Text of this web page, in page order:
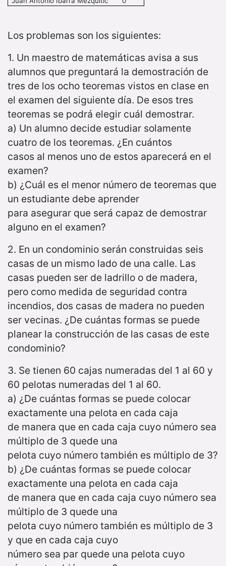
Los problemas son los siguientes:
1. Un maestro de matemáticas avisa a sus
alumnos que preguntará la demostración de
tres de los ocho teoremas vistos en clase en
el examen del siguiente día. De esos tres
teoremas se podrá elegir cuál demostrar.
a) Un alumno decide estudiar solamente
cuatro de los teoremas. ¿En cuántos
casos al menos uno de estos aparecerá en el
examen?
b) ¿Cuál es el menor número de teoremas que
un estudiante debe aprender
para asegurar que será capaz de demostrar
alguno en el examen?
2. En un condominio serán construidas seis
casas de un mismo lado de una calle. Las
casas pueden ser de ladrillo o de madera,
pero como medida de seguridad contra
incendios, dos casas de madera no pueden
ser vecinas. ¿De cuántas formas se puede
planear la construcción de las casas de este
condominio?
3. Se tienen 60 cajas numeradas del 1 al 60 y
60 pelotas numeradas del 1 al 60.
a) ¿De cuántas formas se puede colocar
exactamente una pelota en cada caja
de manera que en cada caja cuyo número sea
múltiplo de 3 quede una
pelota cuyo número también es múltiplo de 3?
b) ¿De cuántas formas se puede colocar
exactamente una pelota en cada caja
de manera que en cada caja cuyo número sea
múltiplo de 3 quede una
pelota cuyo número también es múltiplo de 3
y que en cada caja cuyo
número sea par quede una pelota cuyo